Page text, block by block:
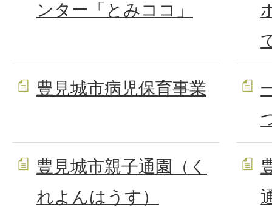
ンター「とみココ」
豊見城市病児保育事業
豊見城市親子通園（く
れよんはうす）